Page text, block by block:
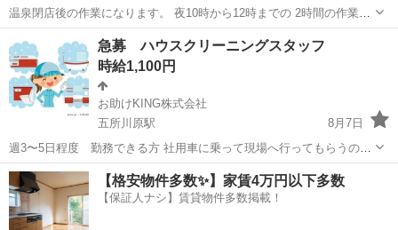
温泉閉店後の作業になります。 夜10時から12時までの 2時間の作業で
す！★ 副業OK！ 話だけでもOK！ お気軽にお問い合わせください 青
森市内 つくだ温泉ゆーぽっぽでの作業になります♨︎ 長期働ける方、大
歓迎！ 午前...
東青森駅 その他
急募 ハウスクリーニングスタッフ
時給1,100円
お助けKING株式会社
五所川原駅
8月7日
週3〜5日程度 勤務できる方 社用車に乗って現場へ行ってもらうので
なるべく免許のある方 ない方でも応募は可能です 清掃業は簡単に考え
てくる方もおられますが、体力や機敏さが 必要とされる職種ですので
本気で覚えてやってみ...
青森 五所川原市 五所川原駅 その他 スタッフ
【格安物件多数✨】家賃4万円以下多数
【保証人ナシ】賃貸物件多数掲載！